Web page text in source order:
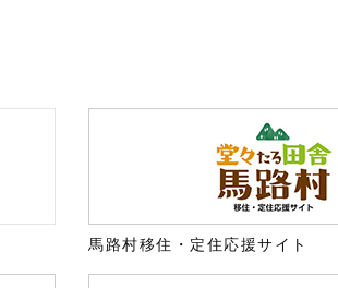
馬路村移住・定住応援サイト